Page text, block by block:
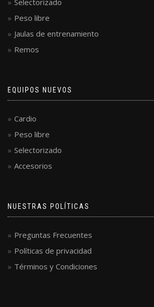
Peso libre
Jaulas de entrenamiento
Remos
EQUIPOS NUEVOS
Cardio
Peso libre
Selectorizado
Accesorios
NUESTRAS POLÍTICAS
Preguntas Frecuentes
Políticas de privacidad
Términos y Condiciones